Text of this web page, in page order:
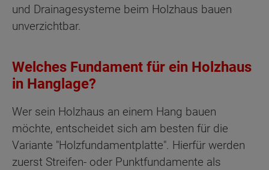
und Drainagesysteme beim Holzhaus bauen
unverzichtbar.
Welches Fundament für ein Holzhaus
in Hanglage?
Wer sein Holzhaus an einem Hang bauen
möchte, entscheidet sich am besten für die
Variante "Holzfundamentplatte". Hierfür werden
zuerst Streifen- oder Punktfundamente als